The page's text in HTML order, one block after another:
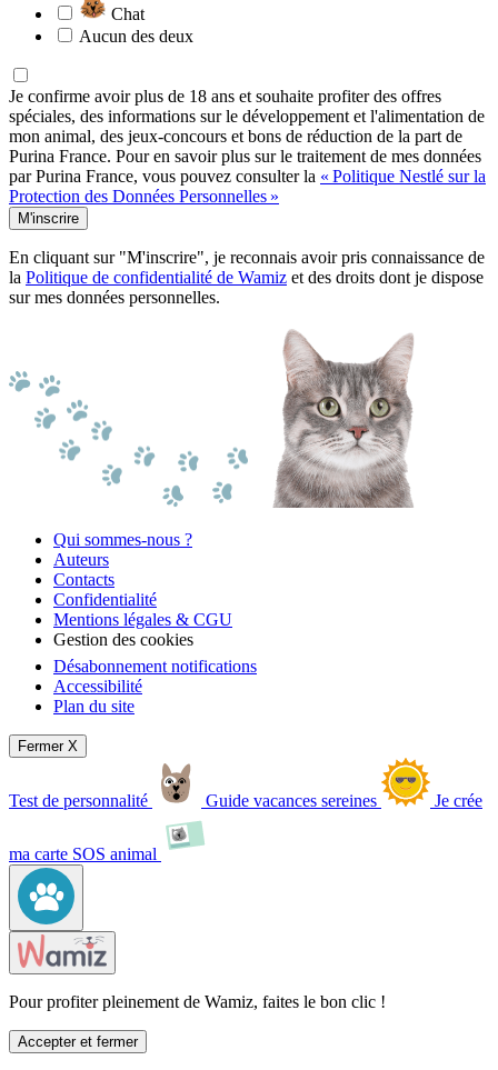
Chat
Aucun des deux
Je confirme avoir plus de 18 ans et souhaite profiter des offres
spéciales, des informations sur le développement et l'alimentation de
mon animal, des jeux-concours et bons de réduction de la part de
Purina France. Pour en savoir plus sur le traitement de mes données
par Purina France, vous pouvez consulter la « Politique Nestlé sur la
Protection des Données Personnelles »
M'inscrire
En cliquant sur "M'inscrire", je reconnais avoir pris connaissance de
la Politique de confidentialité de Wamiz et des droits dont je dispose
sur mes données personnelles.
Qui sommes-nous ?
Auteurs
Contacts
Confidentialité
Mentions légales & CGU
Gestion des cookies
Désabonnement notifications
Accessibilité
Plan du site
Fermer X
Test de personnalité Guide vacances sereines Je crée
ma carte SOS animal
Pour profiter pleinement de Wamiz, faites le bon clic !
Accepter et fermer